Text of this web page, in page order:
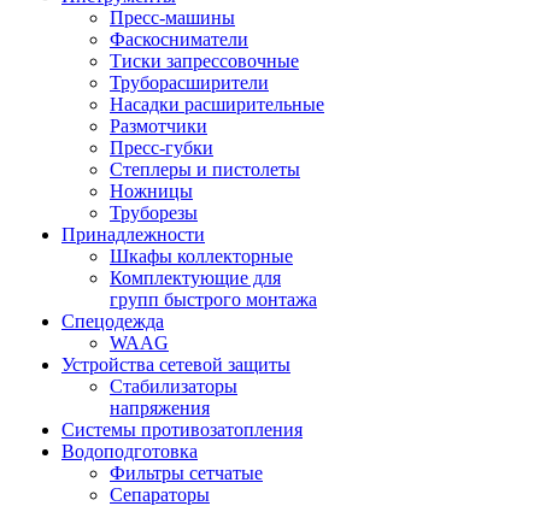
Пресс-машины
Фаскосниматели
Тиски запрессовочные
Труборасширители
Насадки расширительные
Размотчики
Пресс-губки
Степлеры и пистолеты
Ножницы
Труборезы
Принадлежности
Шкафы коллекторные
Комплектующие для
групп быстрого монтажа
Спецодежда
WAAG
Устройства сетевой защиты
Стабилизаторы
напряжения
Системы противозатопления
Водоподготовка
Фильтры сетчатые
Сепараторы